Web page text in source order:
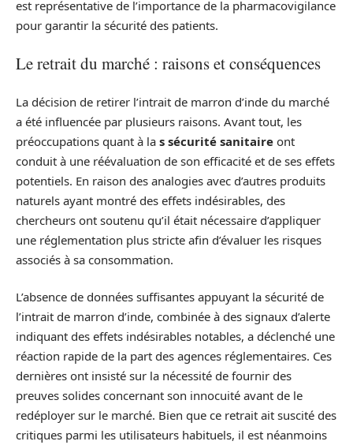
est représentative de l’importance de la pharmacovigilance
pour garantir la sécurité des patients.
Le retrait du marché : raisons et conséquences
La décision de retirer l’intrait de marron d’inde du marché
a été influencée par plusieurs raisons. Avant tout, les
préoccupations quant à la s sécurité sanitaire ont
conduit à une réévaluation de son efficacité et de ses effets
potentiels. En raison des analogies avec d’autres produits
naturels ayant montré des effets indésirables, des
chercheurs ont soutenu qu’il était nécessaire d’appliquer
une réglementation plus stricte afin d’évaluer les risques
associés à sa consommation.
L’absence de données suffisantes appuyant la sécurité de
l’intrait de marron d’inde, combinée à des signaux d’alerte
indiquant des effets indésirables notables, a déclenché une
réaction rapide de la part des agences réglementaires. Ces
dernières ont insisté sur la nécessité de fournir des
preuves solides concernant son innocuité avant de le
redéployer sur le marché. Bien que ce retrait ait suscité des
critiques parmi les utilisateurs habituels, il est néanmoins